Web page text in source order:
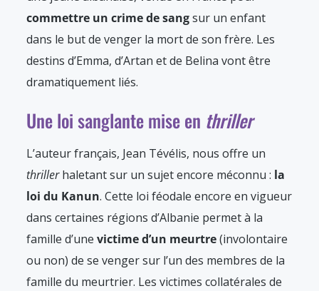
commettre un crime de sangsur un enfant
dans le but de venger la mort de son frère. Les
destins d’Emma, d’Artan et de Belina vont être
dramatiquement liés.
Une loi sanglante mise en thriller
L’auteur français, Jean Tévélis, nous offre un
thrillerhaletant sur un sujet encore méconnu : la
loi du Kanun. Cette loi féodale encore en vigueur
dans certaines régions d’Albanie permet à la
famille d’une victime d’un meurtre(involontaire
ou non) de se venger sur l’un des membres de la
famille du meurtrier. Les victimes collatérales de